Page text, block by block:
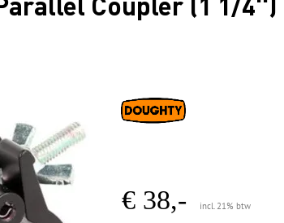
€ 38,- incl. 21% btw